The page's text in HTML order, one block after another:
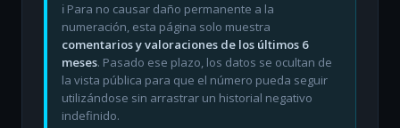
ℹ️ Para no causar daño permanente a la
numeración, esta página solo muestra
comentarios y valoraciones de los últimos 6
meses. Pasado ese plazo, los datos se ocultan de
la vista pública para que el número pueda seguir
utilizándose sin arrastrar un historial negativo
indefinido.